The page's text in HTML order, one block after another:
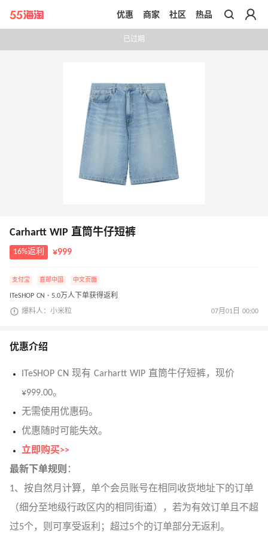
带你去官网买正品
优惠 商家 社区 热品
已过期
Carhartt WIP 直筒牛仔短裤
16%返利 ¥999
支付宝 直邮中国 中文页面
ITeSHOP CN · 5.0万人下单获得返利
爆料人：小米粒 07月01日 00:00
优惠介绍
ITeSHOP CN 现有 Carhartt WIP 直筒牛仔短裤，现价
¥999.00。
无需使用优惠码。
优惠随时可能失效。
立即购买>>
最新下单规则 ：
1、按自然月计算，单个会员账号在相同收货地址下的订单
（细分至地级行政区内的相同街道），若为有效订单且不超
过5个，则可享受返利；超过5个的订单部分无返利。